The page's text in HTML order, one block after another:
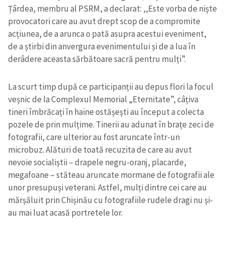
Țârdea, membru al PSRM, a declarat: ,,Este vorba de niște
provocatori care au avut drept scop de a compromite
acțiunea, de a arunca o pată asupra acestui eveniment,
de a știrbi din anvergura evenimentului și de a lua în
derâdere aceasta sărbătoare sacră pentru mulți”.
La scurt timp după ce participanții au depus flori la focul
veșnic de la Complexul Memorial „Eternitate”, câțiva
tineri îmbrăcați în haine ostășești au început a colecta
pozele de prin mulțime. Tinerii au adunat în brațe zeci de
fotografii, care ulterior au fost aruncate într-un
microbuz. Alături de toată recuzita de care au avut
nevoie socialiștii – drapele negru-oranj, placarde,
megafoane – stăteau aruncate mormane de fotografii ale
unor presupuși veterani. Astfel, mulți dintre cei care au
mărșăluit prin Chișinău cu fotografiile rudele dragi nu și-
au mai luat acasă portretele lor.